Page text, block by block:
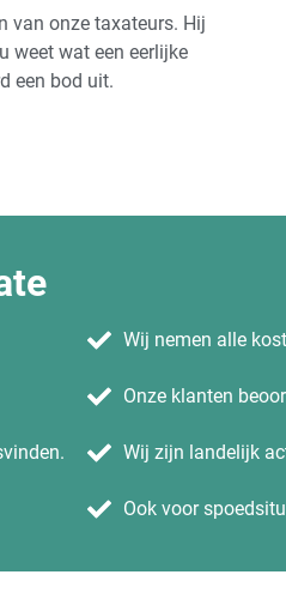
van onze taxateurs. Hij
weet wat een eerlijke
een bod uit.
Wij nemen alle
Onze klanten
Wij zijn landelijk
Ook voor